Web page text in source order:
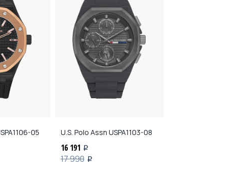
05 U.S. Polo Assn USPA1103-08
16 191 i
17 990 i